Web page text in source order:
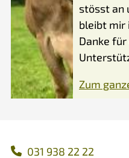
stösst an
bleibt mir
Danke
Zum
031 938 22 22